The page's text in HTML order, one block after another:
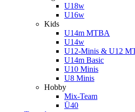
U18w
U16w
Kids
U14m MTBA
U14w
U12-Minis & U12
U14m Basic
U10 Minis
U8 Minis
Hobby
Mix-Team
Ü40